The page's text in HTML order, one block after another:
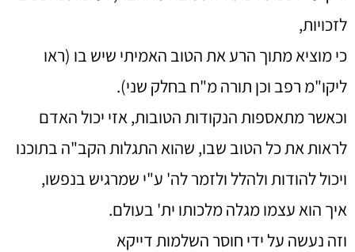
לזכויות,
כי מוציא מתוך הרע את הטוב האמיתי שיש בו (ראו
ליקו"מ רפב וכן תורה מ"ח בחלק שני).
וכאשר מתאספות הנקודות הטובות, אזי יכול האדם
לראות את כל הטוב שבו, שהוא התגלות הקב"ה בתוכנו
ויכול להודות ולהלל ולזמר לה' ע"י שמרגיש בנפשו,
איך הוא עצמו מגלה מלכותו ית' בעולם.
וזה נעשה על ידי חוסר השלמות דייקא